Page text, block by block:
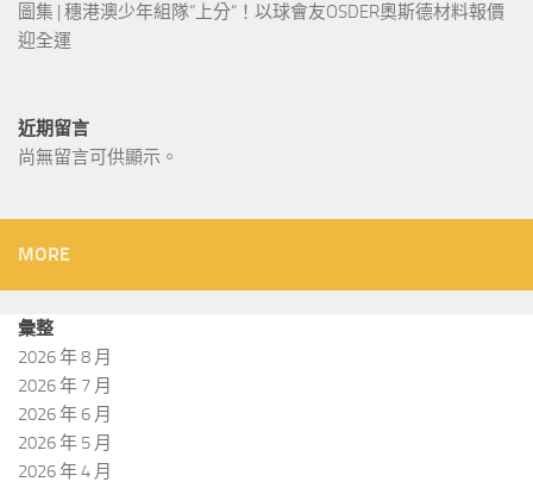
圖集 | 穗港澳少年組隊“上分“！以球會友OSDER奧斯德材料報價
迎全運
近期留言
尚無留言可供顯示。
MORE
彙整
2026 年 8 月
2026 年 7 月
2026 年 6 月
2026 年 5 月
2026 年 4 月